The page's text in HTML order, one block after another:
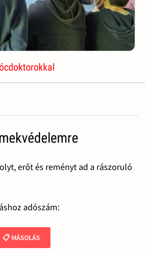
erőt és reményt ad a rászoruló
adószám:
📋 MÁSOLÁS